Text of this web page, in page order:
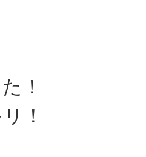
！
！